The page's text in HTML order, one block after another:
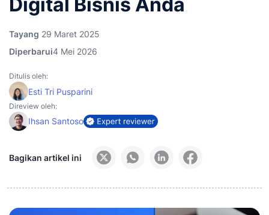
Tayang 29 Maret 2025
Diperbarui4 Mei 2026
Ditulis oleh:
Esti Tri Pusparini
Direview oleh:
Ihsan Santoso
Bagikan artikel ini